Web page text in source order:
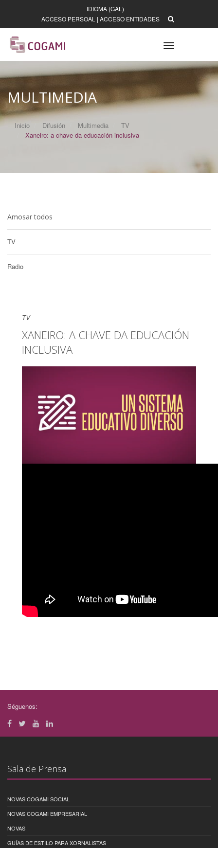
IDIOMA (GAL)
ACCESO PERSOAL | ACCESO ENTIDADES
Toggle
navigation
MULTIMEDIA
Inicio Difusión Multimedia
TV
Xaneiro: a chave da educación inclusiva
Amosar todos
TV
Radio
TV
XANEIRO: A CHAVE DA EDUCACIÓN
INCLUSIVA
Séguenos:
Sala de Prensa
NOVAS COGAMI SOCIAL
NOVAS COGAMI EMPRESARIAL
NOVAS
GUÍAS DE ESTILO PARA XORNALISTAS